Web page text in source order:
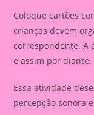
Coloque cartões
crianças devem
correspondente. A
e assim por diante.
Essa atividade
percepção sonora